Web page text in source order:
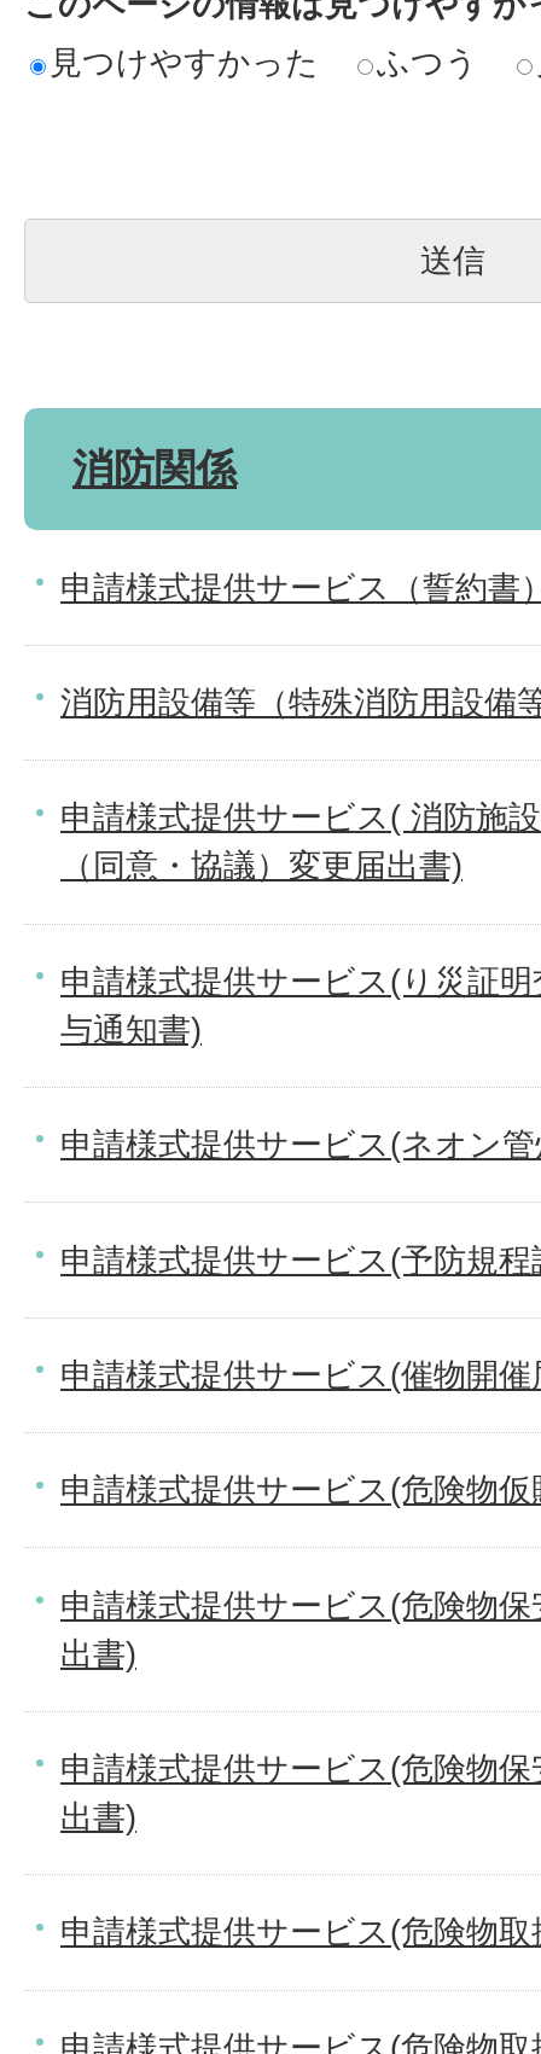
見つけやすかった
ふつう
消防関係
申請様式提供サービス（誓約書
消防用設備等（特殊消防用設備
申請様式提供サービス( 消防施
（同意・協議）変更届出書)
申請様式提供サービス(り災証
与通知書)
申請様式提供サービス(ネオン
申請様式提供サービス(予防規
申請様式提供サービス(催物開催
申請様式提供サービス(危険物
申請様式提供サービス(危険物
出書)
申請様式提供サービス(危険物
出書)
申請様式提供サービス(危険物